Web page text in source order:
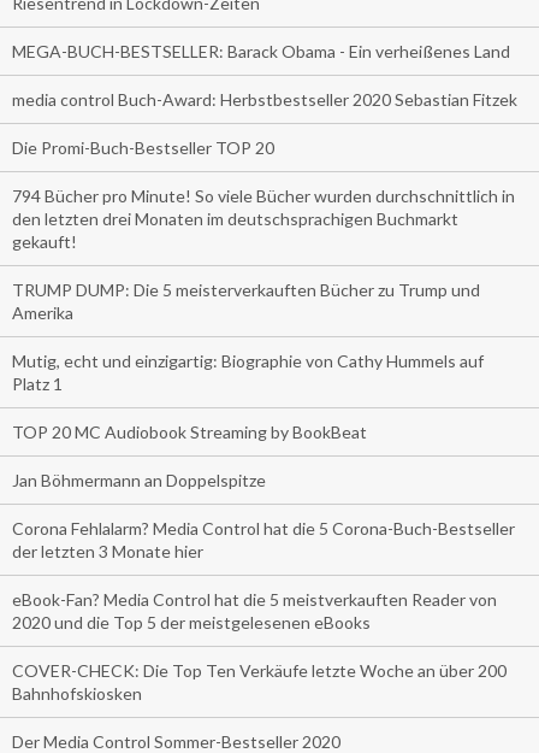
MEGA-BUCH-BESTSELLER: Barack Obama - Ein verheißenes Land
media control Buch-Award: Herbstbestseller 2020 Sebastian Fitzek
Die Promi-Buch-Bestseller TOP 20
794 Bücher pro Minute! So viele Bücher wurden durchschnittlich in
den letzten drei Monaten im deutschsprachigen Buchmarkt
gekauft!
TRUMP DUMP: Die 5 meisterverkauften Bücher zu Trump und
Amerika
Mutig, echt und einzigartig: Biographie von Cathy Hummels auf
Platz 1
TOP 20 MC Audiobook Streaming by BookBeat
Jan Böhmermann an Doppelspitze
Corona Fehlalarm? Media Control hat die 5 Corona-Buch-Bestseller
der letzten 3 Monate hier
eBook-Fan? Media Control hat die 5 meistverkauften Reader von
2020 und die Top 5 der meistgelesenen eBooks
COVER-CHECK: Die Top Ten Verkäufe letzte Woche an über 200
Bahnhofskiosken
Der Media Control Sommer-Bestseller 2020